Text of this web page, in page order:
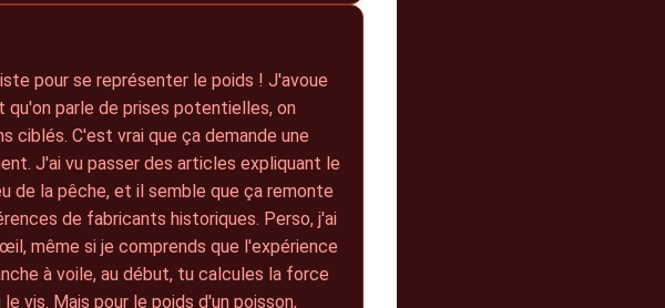
pour se représenter le poids ! J'avoue
qu'on parle de prises potentielles, on
ciblés. C'est vrai que ça demande une
J'ai vu passer des articles expliquant le
de la pêche, et il semble que ça remonte
de fabricants historiques. Perso, j'ai
même si je comprends que l'expérience
à voile, au début, tu calcules la force
vis. Mais pour le poids d'un poisson,